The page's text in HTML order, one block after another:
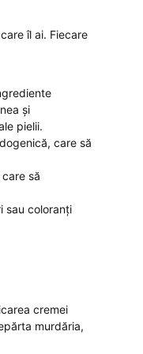
îl ai. Fiecare
și
pielii.
care să
să
sau coloranți
cremei
murdăria,